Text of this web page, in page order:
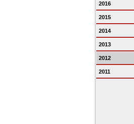
2016
2015
2014
2013
2012
2011